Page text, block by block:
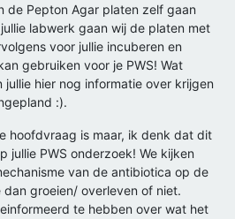
de Pepton Agar platen zelf gaan
labwerk gaan wij de platen met
voor jullie incuberen en
gebruiken voor je PWS! Wat
hier nog informatie over krijgen
:).
hoofdvraag is maar, ik denk dat dit
jullie PWS onderzoek! We kijken
van de antibiotica op de
groeien/ overleven of niet.
te hebben over wat het